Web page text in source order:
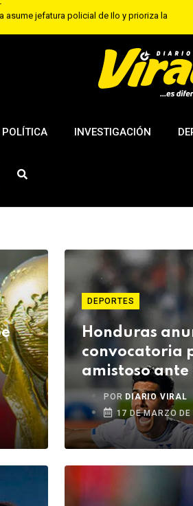
asume jefatura policial de Ilo y prioriza la
elevan tensión diplomática tras retiro de visa a
POLÍTICA INVESTIGACIÓN
DEPORTES
Honduras
convocatoria
amistoso ante
PORDIARIO VIRAL
17 DE MARZO